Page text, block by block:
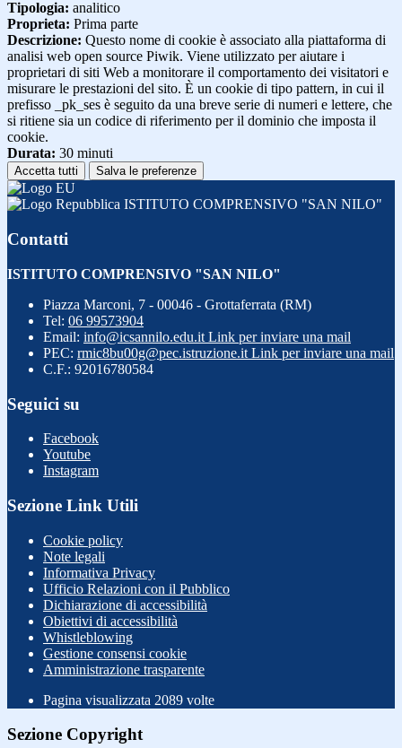
Tipologia: analitico
Proprieta: Prima parte
Descrizione: Questo nome di cookie è associato alla piattaforma di
analisi web open source Piwik. Viene utilizzato per aiutare i
proprietari di siti Web a monitorare il comportamento dei visitatori e
misurare le prestazioni del sito. È un cookie di tipo pattern, in cui il
prefisso _pk_ses è seguito da una breve serie di numeri e lettere, che
si ritiene sia un codice di riferimento per il dominio che imposta il
cookie.
Durata: 30 minuti
Accetta tutti Salva le preferenze
ISTITUTO COMPRENSIVO "SAN NILO"
Contatti
ISTITUTO COMPRENSIVO "SAN NILO"
Piazza Marconi, 7 - 00046 - Grottaferrata (RM)
Tel: 06 99573904
Email: info@icsannilo.edu.it Link per inviare una mail
PEC: rmic8bu00g@pec.istruzione.it Link per inviare una mail
C.F.: 92016780584
Seguici su
Facebook
Youtube
Instagram
Sezione Link Utili
Cookie policy
Note legali
Informativa Privacy
Ufficio Relazioni con il Pubblico
Dichiarazione di accessibilità
Obiettivi di accessibilità
Whistleblowing
Gestione consensi cookie
Amministrazione trasparente
Pagina visualizzata 2089 volte
Sezione Copyright